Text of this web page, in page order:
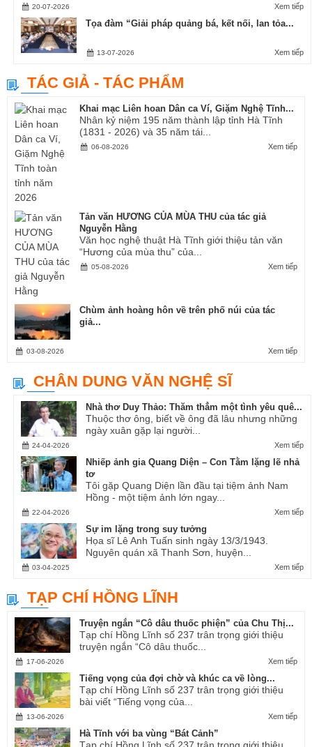
Xem tiếp
20-07-2026
Tọa đàm “Giải pháp quảng bá, kết nối, lan tỏa...
Xem tiếp
13-07-2026
TÁC GIẢ - TÁC PHẨM
Khai mạc Liên hoan Dân ca Ví, Giặm Nghệ Tĩnh...
Nhân kỷ niệm 195 năm thành lập tỉnh Hà Tĩnh
(1831 - 2026) và 35 năm tái...
Xem tiếp
06-08-2026
Tản văn HƯƠNG CỦA MÙA THU của tác giả
Nguyễn Hằng
Văn học nghệ thuật Hà Tĩnh giới thiệu tản văn
“Hương của mùa thu” của...
Xem tiếp
05-08-2026
Chùm ảnh hoàng hôn về trên phố núi của tác
giả...
Xem tiếp
03-08-2026
CHÂN DUNG VĂN NGHỆ SĨ
Nhà thơ Duy Thảo: Thăm thẳm một tình yêu quê...
Thuộc thơ ông, biết về ông đã lâu nhưng những
ngày xuân gặp lại người...
Xem tiếp
24-04-2026
Nhiếp ảnh gia Quang Diện – Con Tằm lặng lẽ nhả
tơ
Tôi gặp Quang Diện lần đầu tại tiệm ảnh Nam
Hồng - một tiệm ảnh lớn ngay...
Xem tiếp
22-04-2026
Sự im lặng trong suy tưởng
Họa sĩ Lê Anh Tuấn sinh ngày 13/3/1943.
Nguyên quán xã Thanh Sơn, huyện...
Xem tiếp
03-04-2025
TẠP CHÍ HỒNG LĨNH
Truyện ngắn “Cô dâu thuốc phiện” của Chu Thị...
Tạp chí Hồng Lĩnh số 237 trân trọng giới thiệu
truyện ngắn “Cô dâu thuốc...
Xem tiếp
17-06-2026
Tiếng vọng của đợi chờ và khúc ca về lòng...
Tạp chí Hồng Lĩnh số 237 trân trọng giới thiệu
bài viết “Tiếng vọng của...
Xem tiếp
13-06-2026
Hà Tĩnh với ba vùng “Bát Cảnh”